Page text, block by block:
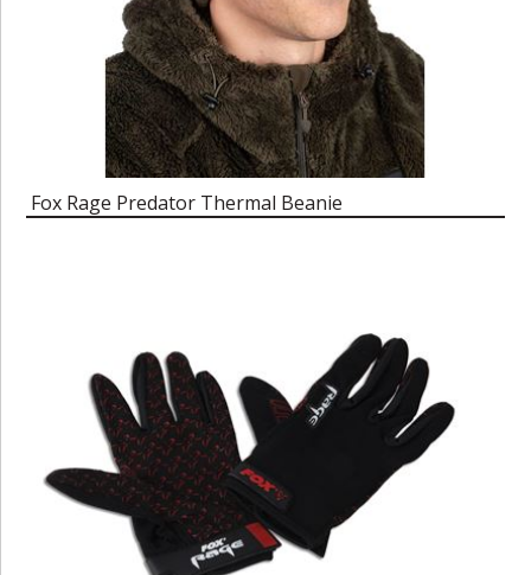
Fox Rage Predator Thermal Beanie